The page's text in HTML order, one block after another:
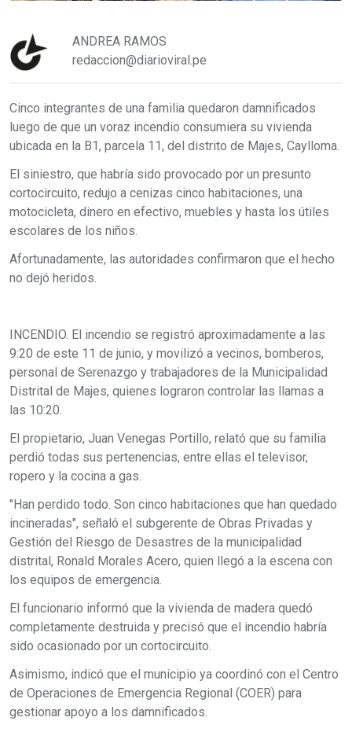
ANDREA RAMOS
redaccion@diarioviral.pe
Cinco integrantes de una familia quedaron damnificados
luego de que un voraz incendio consumiera su vivienda
ubicada en la B1, parcela 11, del distrito de Majes, Caylloma.
El siniestro, que habría sido provocado por un presunto
cortocircuito, redujo a cenizas cinco habitaciones, una
motocicleta, dinero en efectivo, muebles y hasta los útiles
escolares de los niños.
Afortunadamente, las autoridades confirmaron que el hecho
no dejó heridos.
INCENDIO. El incendio se registró aproximadamente a las
9:20 de este 11 de junio, y movilizó a vecinos, bomberos,
personal de Serenazgo y trabajadores de la Municipalidad
Distrital de Majes, quienes lograron controlar las llamas a
las 10:20.
El propietario, Juan Venegas Portillo, relató que su familia
perdió todas sus pertenencias, entre ellas el televisor,
ropero y la cocina a gas.
"Han perdido todo. Son cinco habitaciones que han quedado
incineradas", señaló el subgerente de Obras Privadas y
Gestión del Riesgo de Desastres de la municipalidad
distrital, Ronald Morales Acero, quien llegó a la escena con
los equipos de emergencia.
El funcionario informó que la vivienda de madera quedó
completamente destruida y precisó que el incendio habría
sido ocasionado por un cortocircuito.
Asimismo, indicó que el municipio ya coordinó con el Centro
de Operaciones de Emergencia Regional (COER) para
gestionar apoyo a los damnificados.